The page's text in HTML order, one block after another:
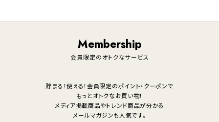
調理家電 生活家電
Membership
会員限定のオトクなサービス
貯まる！使える！会員限定のポイント・クーポンで
もっとオトクなお買い物！
メディア掲載商品やトレンド商品が分かる
メールマガジンも人気です。